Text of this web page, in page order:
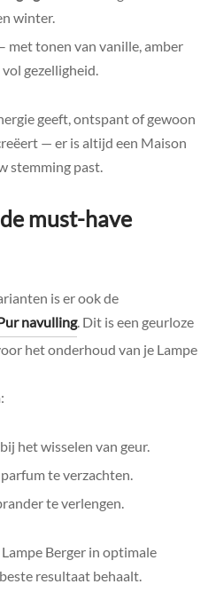
winter.
– met tonen van vanille, amber
gezelligheid.
geeft, ontspant of gewoon
— er is altijd een Maison
stemming past.
must-have
is er ook de
navulling. Dit is een geurloze
het onderhoud van je Lampe
het wisselen van geur.
te verzachten.
te verlengen.
Berger in optimale
resultaat behaalt.